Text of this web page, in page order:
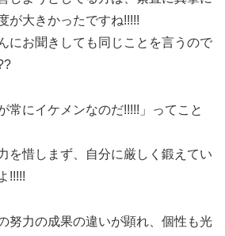
が大きかったですね!!!!!
にお聞きしても同じことを言うので
常にイケメンなのだ!!!!!」ってこと
を惜しまず、自分に厳しく鍛えてい
!!!!!
努力の成果の違いが顕れ、個性も光